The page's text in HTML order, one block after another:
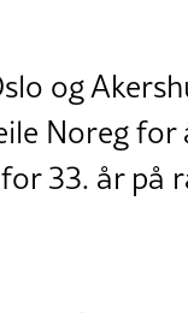
og
Noreg for
33. år på